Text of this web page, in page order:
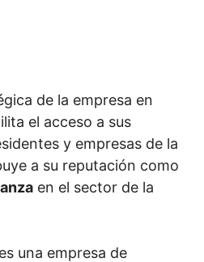
de la empresa en
el acceso a sus
y empresas de la
a su reputación como
en el sector de la
una empresa de